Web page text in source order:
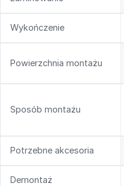
Wykończenie
Powierzchnia montażu
Sposób montażu
Potrzebne akcesoria
Demontaż